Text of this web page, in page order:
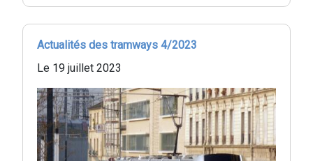
Actualités des tramways 4/2023
Le 19 juillet 2023